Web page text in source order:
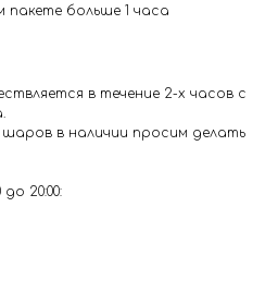
больше 1 часа
в течение 2-х часов с
в наличии просим делать
20:00: